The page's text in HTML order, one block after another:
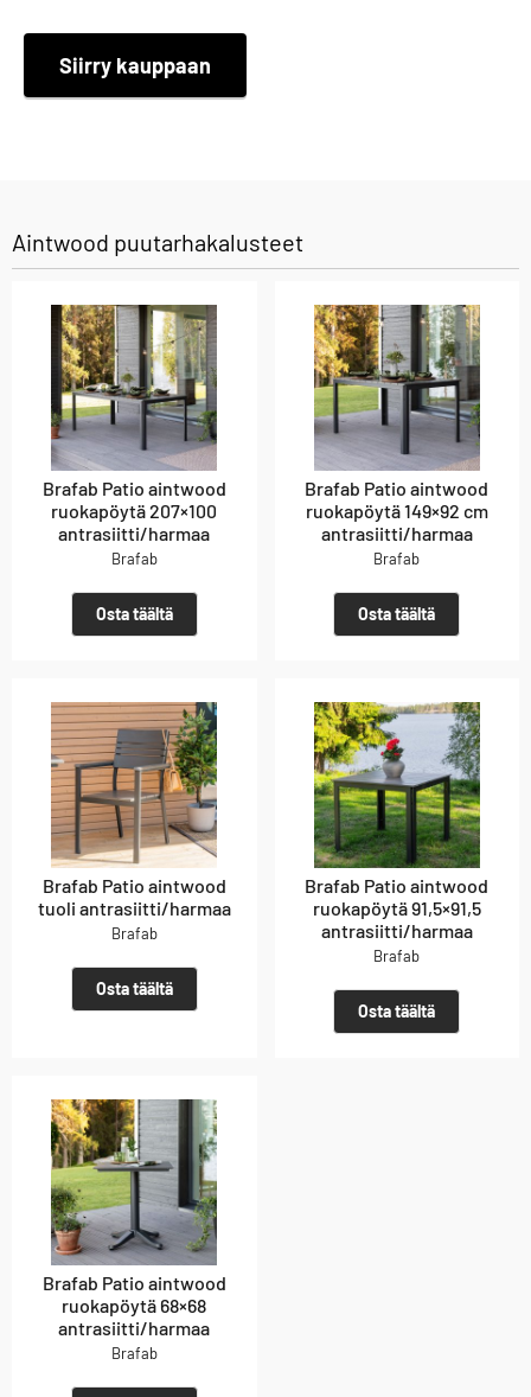
Siirry kauppaan
Aintwood puutarhakalusteet
Brafab Patio aintwood
ruokapöytä 207×100
antrasiitti/harmaa
Brafab
Osta täältä
Brafab Patio aintwood
ruokapöytä 149×92 cm
antrasiitti/harmaa
Brafab
Osta täältä
Brafab Patio aintwood
tuoli antrasiitti/harmaa
Brafab
Osta täältä
Brafab Patio aintwood
ruokapöytä 91,5×91,5
antrasiitti/harmaa
Brafab
Osta täältä
Brafab Patio aintwood
ruokapöytä 68×68
antrasiitti/harmaa
Brafab